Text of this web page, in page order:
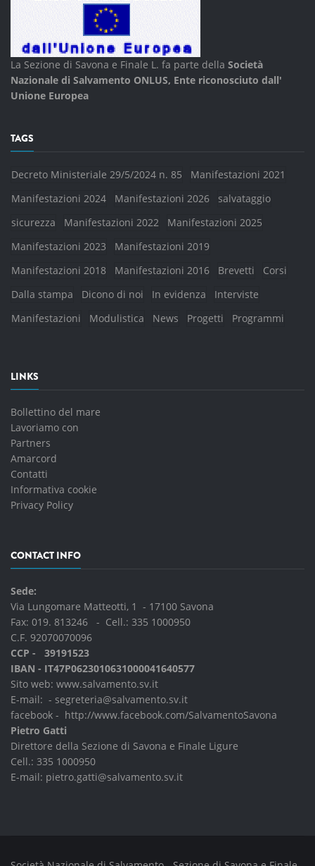
La Sezione di Savona e Finale L. fa parte della Società
Nazionale di Salvamento ONLUS, Ente riconosciuto dall'
Unione Europea
TAGS
Decreto Ministeriale 29/5/2024 n. 85
Manifestazioni 2021
Manifestazioni 2024
Manifestazioni 2026
salvataggio
sicurezza
Manifestazioni 2022
Manifestazioni 2025
Manifestazioni 2023
Manifestazioni 2019
Manifestazioni 2018
Manifestazioni 2016 Brevetti
Corsi
Dalla stampa
Dicono di noi In evidenza
Interviste
Manifestazioni
Modulistica News Progetti Programmi
LINKS
Bollettino del mare
Lavoriamo con
Partners
Amarcord
Contatti
Informativa cookie
Privacy Policy
CONTACT INFO
Sede:
Via Lungomare Matteotti, 1 - 17100 Savona
Fax: 019. 813246 - Cell.: 335 1000950
C.F. 92070070096
CCP - 39191523
IBAN - IT47P0623010631000041640577
Sito web: www.salvamento.sv.it
E-mail: - segreteria@salvamento.sv.it
facebook - http://www.facebook.com/SalvamentoSavona
Pietro Gatti
Direttore della Sezione di Savona e Finale Ligure
Cell.: 335 1000950
E-mail: pietro.gatti@salvamento.sv.it